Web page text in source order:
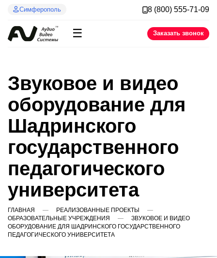
Симферополь 8 (800) 555-71-09
☰ Заказать звонок
Звуковое и видео
оборудование для
Шадринского
государственного
педагогического
университета
ГЛАВНАЯ
РЕАЛИЗОВАННЫЕ ПРОЕКТЫ
ОБРАЗОВАТЕЛЬНЫЕ УЧРЕЖДЕНИЯ
ЗВУКОВОЕ И ВИДЕО
ОБОРУДОВАНИЕ ДЛЯ ШАДРИНСКОГО ГОСУДАРСТВЕННОГО
ПЕДАГОГИЧЕСКОГО УНИВЕРСИТЕТА